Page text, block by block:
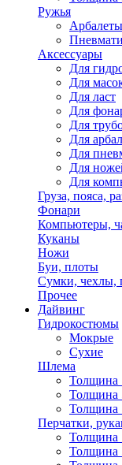
Ружья
Арбалеты
Аксессуары
Для
Для
Для ласт
Для
Для
Для
Для
Для
Для
Груза, пояса,
Фонари
Компьютеры,
Куканы
Ножи
Буи, плоты
Сумки, чехлы,
Прочее
Дайвинг
Гидрокостюмы
Мокрые
Сухие
Шлема
Толщина
Толщина
Толщина
Перчатки,
Толщина
Толщина